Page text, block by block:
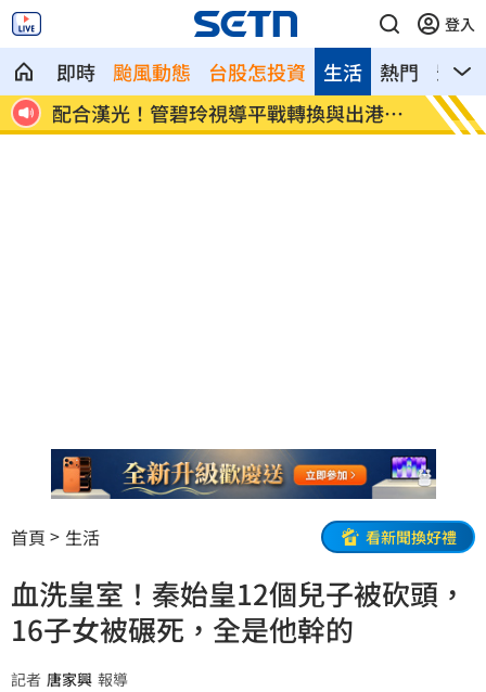
登入
即時 颱風動態 台股怎投資 熱門 影音
生活
課
向姜厚任道歉 田路路：我要找的是楊光
友
男傳
藥
首頁 生活 看新聞換好禮
血洗皇室！秦始皇12個兒子被砍頭，
16子女被碾死，全是他幹的
記者 唐家興 報導